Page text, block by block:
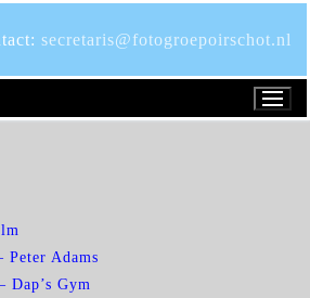
secretaris@fotogroepoirschot.nl
Peter Adams
Dap’s Gym